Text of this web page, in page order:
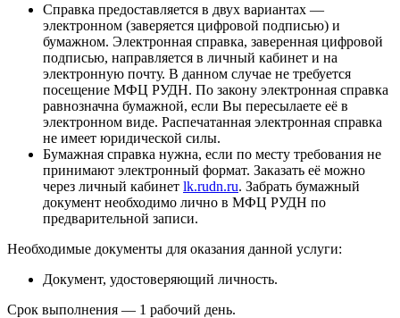
Справка предоставляется в двух вариантах —
электронном (заверяется цифровой подписью) и
бумажном. Электронная справка, заверенная цифровой
подписью, направляется в личный кабинет и на
электронную почту. В данном случае не требуется
посещение МФЦ РУДН. По закону электронная справка
равнозначна бумажной, если Вы пересылаете её в
электронном виде. Распечатанная электронная справка
не имеет юридической силы.
Бумажная справка нужна, если по месту требования не
принимают электронный формат. Заказать её можно
через личный кабинет lk.rudn.ru. Забрать бумажный
документ необходимо лично в МФЦ РУДН по
предварительной записи.
Необходимые документы для оказания данной услуги:
Документ, удостоверяющий личность.
Срок выполнения — 1 рабочий день.